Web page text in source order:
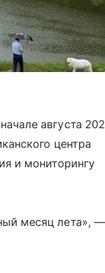
августа
центра
и мониторингу
месяц лета», —